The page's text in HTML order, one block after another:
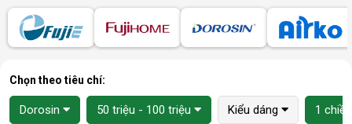
Chọn theo tiêu chí:
Dorosin 50 triệu - 100 triệu Kiểu dáng 1